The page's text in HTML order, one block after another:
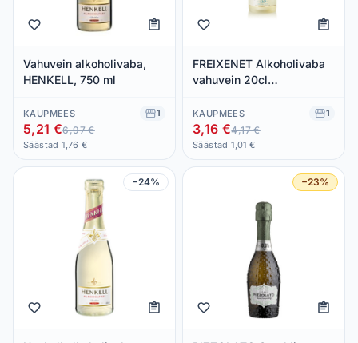
Vahuvein alkoholivaba,
HENKELL, 750 ml
KAUPMEES 1
5,21 €6,97 €
Säästad 1,76 €
FREIXENET Alkoholivaba
vahuvein 20cl
KAUPMEES 1
3,16 €4,17 €
Säästad 1,01 €
−24% −23%